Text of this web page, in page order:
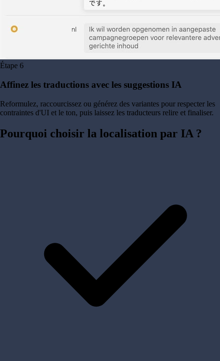
Étape 6
Affinez les traductions avec les suggestions IA
Reformulez, raccourcissez ou générez des variantes pour respecter les
contraintes d'UI et le ton, puis laissez les traducteurs relire et finaliser.
Pourquoi choisir la localisation par IA ?